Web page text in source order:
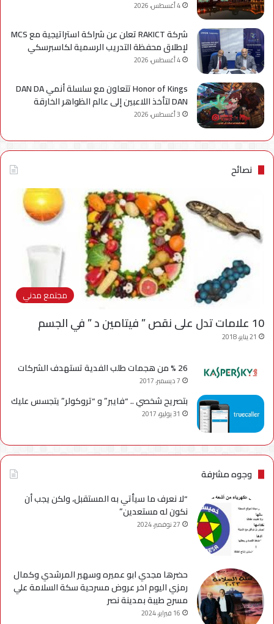
4 أغسطس، 2026
شركة RAKICT تعلن عن شراكة استراتيجية مع MCS
لإطلاق محفظة التدريب الرسمية لكاسبرسكي
4 أغسطس، 2026
Honor of Kings تتعاون مع سلسلة أنمي DAN DA
DAN لتأخذ اللاعبين إلى عالم الظواهر الخارقة
3 أغسطس، 2026
نصائح
مجتمع مدني
10 علامات تدل على نقص ” فيتامين د ” في الجسم
21 يناير، 2018
26 % من هجمات طلب الفدية تستهدف الشركات
7 ديسمبر، 2017
بتصريح شخصي .. “فايبر” و “تروكولر” يتجسس عليك
31 يوليو، 2017
وجوه مشرفة
“لا نعرف ما سيأتي به المستقبل، ولكن يجب أن
نكون له مستعدين”
27 نوفمبر، 2024
حضرها مجدي ابو عميره وسهير المرشدي وكمال
رمزي اليوم اخر عروض مسرحية سكة السلامة علي
مسرح طيبة بمدينة نصر
16 فبراير، 2024